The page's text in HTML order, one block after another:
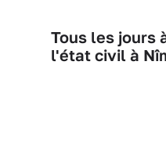
Tous les jours
l'état civil à